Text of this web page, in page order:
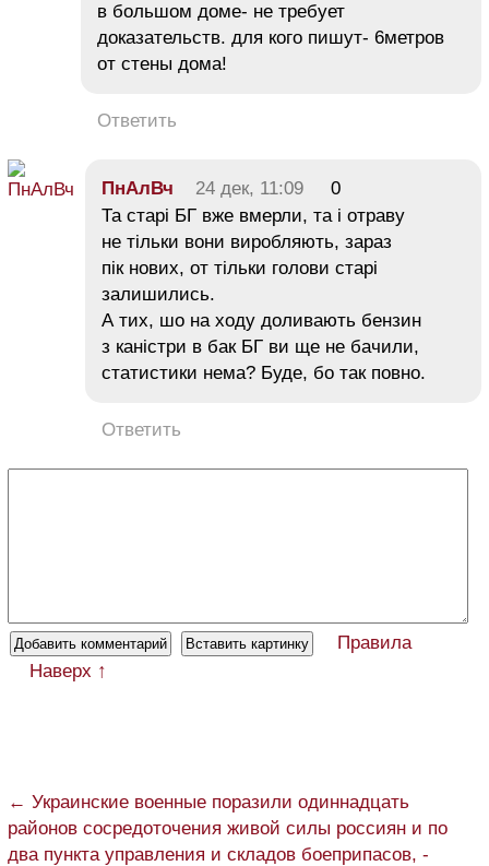
в большом доме- не требует
доказательств. для кого пишут- 6метров
от стены дома!
Ответить
ПнАлВч 24 дек, 11:09
0
Та старі БГ вже вмерли, та і отраву
не тільки вони виробляють, зараз
пік нових, от тільки голови старі
залишились.
А тих, шо на ходу доливають бензин
з каністри в бак БГ ви ще не бачили,
статистики нема? Буде, бо так повно.
Ответить
Правила
Наверх ↑
← Украинские военные поразили одиннадцать
районов сосредоточения живой силы россиян и по
два пункта управления и складов боеприпасов, -